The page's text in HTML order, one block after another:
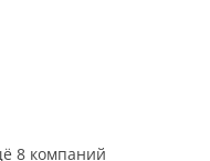
8 компаний